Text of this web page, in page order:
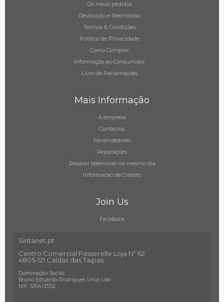
Os meus pedidos
Devolução e Reembolso
Termos & Condições
Política de Privacidade
Como Comprar
Informação ao Consumidor
Livro de Reclamações
Mais Informação
A empresa
Contactos
Revendedores
Reparações
Reparar telemóvel no mesmo dia
Informacao de Crédito
Join Us
Facebook
Sintanet.pt
Centro Comercial Passerelle Loja Nº 62
4805-121 Caldas das Taipas
Dominação Social:
Bruno Eduardo Rodrigues Unip Lda
NIF: 510413552